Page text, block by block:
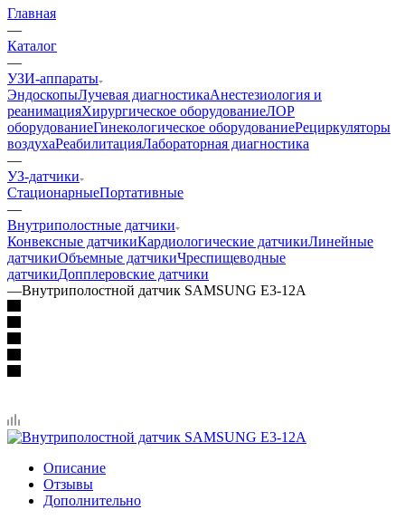
Главная
—
Каталог
—
УЗИ-аппараты
ЭндоскопыЛучевая диагностикаАнестезиология и
реанимацияХирургическое оборудованиеЛОР
оборудованиеГинекологическое оборудованиеРециркуляторы
воздухаРеабилитацияЛабораторная диагностика
—
УЗ-датчики
СтационарныеПортативные
—
Внутриполостные датчики
Конвексные датчикиКардиологические датчикиЛинейные
датчикиОбъемные датчикиЧреспищеводные
датчикиДопплеровские датчики
—Внутриполостной датчик SAMSUNG E3-12A
Описание
Отзывы
Дополнительно